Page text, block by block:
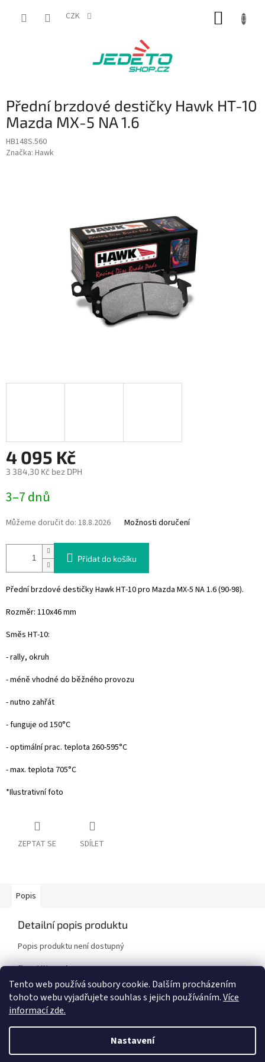
Tento web používá soubory cookie. Dalším procházením
tohoto webu vyjadřujete souhlas s jejich používáním.Více
informací zde.
Nastavení
CZK
Přední brzdové destičky Hawk HT-10
Mazda MX-5 NA 1.6
HB148S.560
Značka: Hawk
4 095 Kč
3 384,30 Kč bez DPH
cena:
3–7 dnů
Můžeme doručit do: 18.8.2026 Možnosti doručení
Přidat do košíku
Přední brzdové destičky Hawk HT-10 pro Mazda MX-5 NA 1.6 (90-98).
Rozměr: 110x46 mm
Směs HT-10:
- rally, okruh
- méně vhodné do běžného provozu
- nutno zahřát
- funguje od 150°C
- optimální prac. teplota 260-595°C
- max. teplota 705°C
*Ilustrativní foto
ZEPTAT SE SDÍLET
Popis
Detailní popis produktu
Popis produktu není dostupný
Doplňkové parametry
Kategorie:
Brzdové destičky
Značka vozidla:
Mazda